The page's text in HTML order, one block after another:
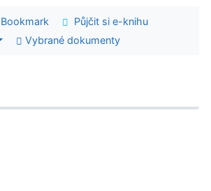
Bookmark
Půjčit si e-knihu
Vybrané dokumenty